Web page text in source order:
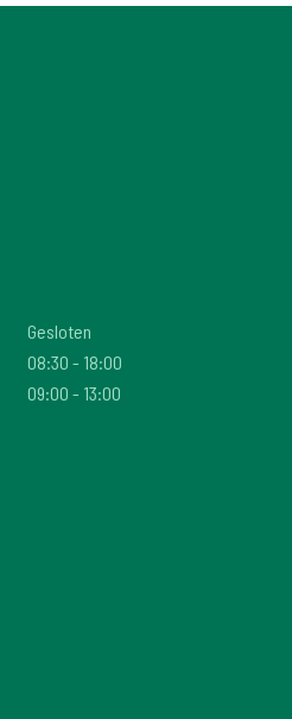
Gesloten
08:30 - 18:00
09:00 - 13:00